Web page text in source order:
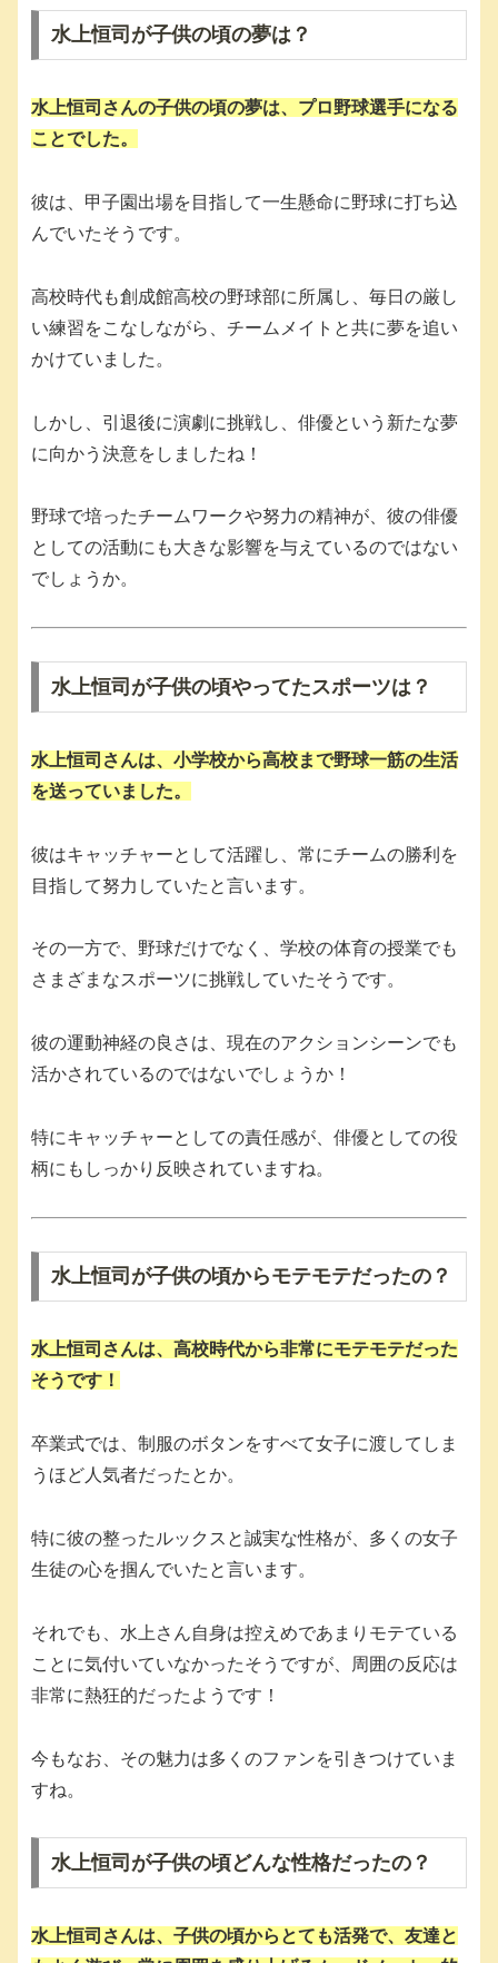
水上恒司が子供の頃の夢は？
水上恒司さんの子供の頃の夢は、プロ野球選手になる
ことでした。
彼は、甲子園出場を目指して一生懸命に野球に打ち込
んでいたそうです。
高校時代も創成館高校の野球部に所属し、毎日の厳し
い練習をこなしながら、チームメイトと共に夢を追い
かけていました。
しかし、引退後に演劇に挑戦し、俳優という新たな夢
に向かう決意をしましたね！
野球で培ったチームワークや努力の精神が、彼の俳優
としての活動にも大きな影響を与えているのではない
でしょうか。
水上恒司が子供の頃やってたスポーツは？
水上恒司さんは、小学校から高校まで野球一筋の生活
を送っていました。
彼はキャッチャーとして活躍し、常にチームの勝利を
目指して努力していたと言います。
その一方で、野球だけでなく、学校の体育の授業でも
さまざまなスポーツに挑戦していたそうです。
彼の運動神経の良さは、現在のアクションシーンでも
活かされているのではないでしょうか！
特にキャッチャーとしての責任感が、俳優としての役
柄にもしっかり反映されていますね。
水上恒司が子供の頃からモテモテだったの？
水上恒司さんは、高校時代から非常にモテモテだった
そうです！
卒業式では、制服のボタンをすべて女子に渡してしま
うほど人気者だったとか。
特に彼の整ったルックスと誠実な性格が、多くの女子
生徒の心を掴んでいたと言います。
それでも、水上さん自身は控えめであまりモテている
ことに気付いていなかったそうですが、周囲の反応は
非常に熱狂的だったようです！
今もなお、その魅力は多くのファンを引きつけていま
すね。
水上恒司が子供の頃どんな性格だったの？
水上恒司さんは、子供の頃からとても活発で、友達と